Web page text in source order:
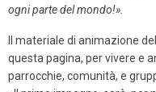
ogni parte del mondo!».
Il materiale di animazione
questa pagina, per vivere e
parrocchie, comunità, e